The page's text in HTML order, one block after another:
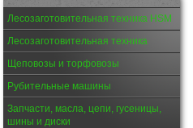
Лесозаготовительная техника HSM
Лесозаготовительная техника
Щеповозы и торфовозы
Рубительные машины
Запчасти, масла, цепи, гусеницы,
шины и диски